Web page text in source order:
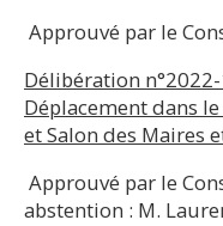
Approuvé par le
Délibération
Déplacement dans
et Salon des Maires
Approuvé par le
abstention : M.